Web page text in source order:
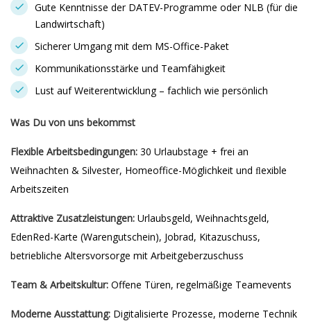
Gute Kenntnisse der DATEV-Programme oder NLB (für die
Landwirtschaft)
Sicherer Umgang mit dem MS-Office-Paket
Kommunikationsstärke und Teamfähigkeit
Lust auf Weiterentwicklung – fachlich wie persönlich
Was Du von uns bekommst
Flexible Arbeitsbedingungen: 30 Urlaubstage + frei an
Weihnachten & Silvester, Homeoffice-Möglichkeit und ﬂexible
Arbeitszeiten
Attraktive Zusatzleistungen: Urlaubsgeld, Weihnachtsgeld,
EdenRed-Karte (Warengutschein), Jobrad, Kitazuschuss,
betriebliche Altersvorsorge mit Arbeitgeberzuschuss
Team & Arbeitskultur: Offene Türen, regelmäßige Teamevents
Moderne Ausstattung: Digitalisierte Prozesse, moderne Technik